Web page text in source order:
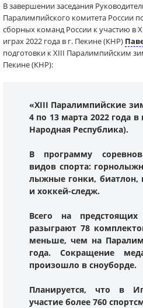
​В завершении заседания
Паралимпийского комитета России
сборных команд России к участию в
играх 2022 года в г. Пекине (КНР)
подготовки к XIII Паралимпийским
Пекине (КНР):
«XIII Паралимпийские
4 по 13 марта 2022 года
Народная Республика).
В программу
видов спорта:
лыжные гонки, биатлон,
и хоккей-следж.
Всего на
разыграют 78
меньше, чем на
года. Сокращение
произошло в сноуборде.
Планируется, что в
участие более 760